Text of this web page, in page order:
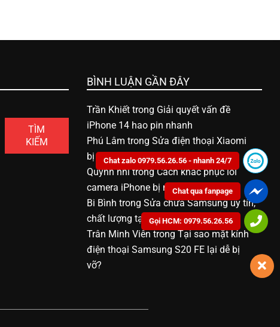
TÌM
KIẾM
BÌNH LUẬN GẦN ĐÂY
Trần Khiếttrong Giải quyết vấn đề
iPhone 14 hao pin nhanh
Phú Lâm trong Sửa điện thoại Xiaomi
bị vô nước bao nhiêu tiền
Quỳnh nhitrongCách khắc phục lỗi
camera iPhone bị mờ
Bi Bình trong Sửa chữa Samsung uy tín,
chất lượng tại Bạc Liêu
Trân Minh ViêntrongTại sao mặt kính
điện thoại Samsung S20 FE lại dễ bị
vỡ?
Chat zalo 0979.56.26.56 - nhanh 24/7
Chat qua fanpage
Gọi HCM: 0979.56.26.56